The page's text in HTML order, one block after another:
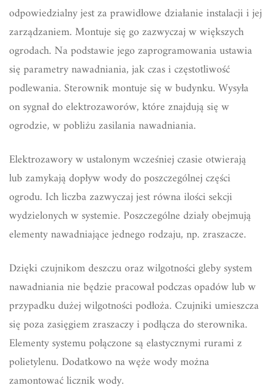
odpowiedzialny jest za prawidłowe działanie instalacji i jej
zarządzaniem. Montuje się go zazwyczaj w większych
ogrodach. Na podstawie jego zaprogramowania ustawia
się parametry nawadniania, jak czas i częstotliwość
podlewania. Sterownik montuje się w budynku. Wysyła
on sygnał do elektrozaworów, które znajdują się w
ogrodzie, w pobliżu zasilania nawadniania.
Elektrozawory w ustalonym wcześniej czasie otwierają
lub zamykają dopływ wody do poszczególnej części
ogrodu. Ich liczba zazwyczaj jest równa ilości sekcji
wydzielonych w systemie. Poszczególne działy obejmują
elementy nawadniające jednego rodzaju, np. zraszacze.
Dzięki czujnikom deszczu oraz wilgotności gleby system
nawadniania nie będzie pracował podczas opadów lub w
przypadku dużej wilgotności podłoża. Czujniki umieszcza
się poza zasięgiem zraszaczy i podłącza do sterownika.
Elementy systemu połączone są elastycznymi rurami z
polietylenu. Dodatkowo na węże wody można
zamontować licznik wody.